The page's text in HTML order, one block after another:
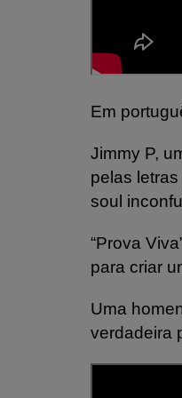
Em
Jimmy P,
pelas
soul
“Prova
para criar
Uma
verdadeira